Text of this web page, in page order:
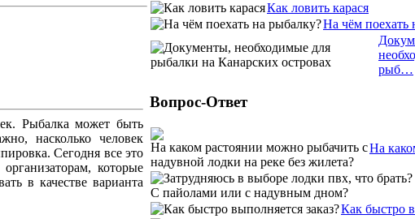
Рыбалка может быть
насколько человек
Сегодня все это
которые
в качестве варианта
Как ловить карася
На чём поехать
рыб…
Вопрос-Ответ
На
Как быстро